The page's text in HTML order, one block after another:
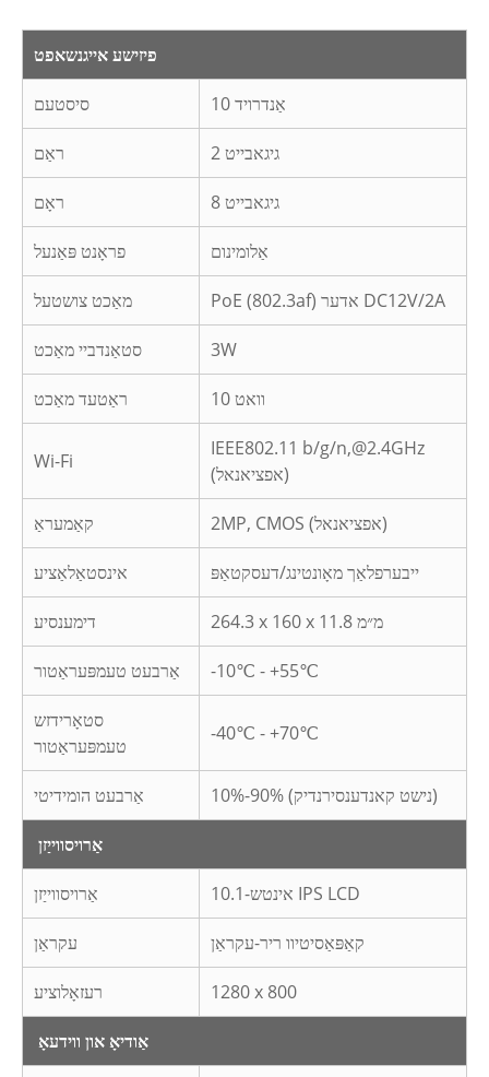
פיזישע אייגנשאפט
סיסטעם אַנדרויד 10
ראַם 2 גיגאבייט
ראָם 8 גיגאבייט
פראָנט פּאַנעל אַלומינום
מאַכט צושטעל PoE (802.3af) אדער DC12V/2A
סטאַנדביי מאַכט 3W
ראַטעד מאַכט 10 וואט
Wi-Fi
IEEE802.11 b/g/n,@2.4GHz
(אפציאנאל)
קאַמעראַ 2MP, CMOS (אפציאנאל)
אינסטאַלאַציע ייבערפלאַך מאָונטינג/דעסקטאַפּ
דימענסיע 264.3 x 160 x 11.8 מ״מ
אַרבעט טעמפּעראַטור -10℃ - +55℃
סטאָרידזש
טעמפּעראַטור
-40℃ - +70℃
אַרבעט הומידיטי 10%-90% (נישט קאנדענסירנדיק)
אַרויסווייַזן
אַרויסווייַזן 10.1-אינטש IPS LCD
עקראַן קאַפּאַסיטיוו ריר-עקראַן
רעזאָלוציע 1280 x 800
אַודיאָ און ווידעאָ